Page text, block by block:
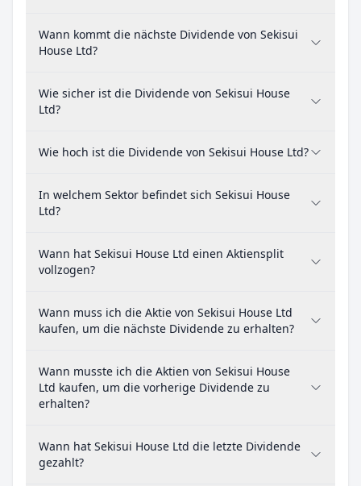
Wann kommt die nächste Dividende von Sekisui
House Ltd?
Wie sicher ist die Dividende von Sekisui House
Ltd?
Wie hoch ist die Dividende von Sekisui House Ltd?
In welchem Sektor befindet sich Sekisui House
Ltd?
Wann hat Sekisui House Ltd einen Aktiensplit
vollzogen?
Wann muss ich die Aktie von Sekisui House Ltd
kaufen, um die nächste Dividende zu erhalten?
Wann musste ich die Aktien von Sekisui House
Ltd kaufen, um die vorherige Dividende zu
erhalten?
Wann hat Sekisui House Ltd die letzte Dividende
gezahlt?